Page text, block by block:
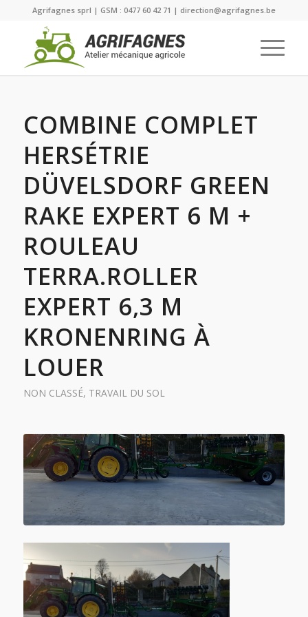
Agrifagnes sprl | GSM : 0477 60 42 71 | direction@agrifagnes.be
COMBINE COMPLET
HERSÉTRIE
DÜVELSDORF GREEN
RAKE EXPERT 6 M +
ROULEAU
TERRA.ROLLER
EXPERT 6,3 M
KRONENRING À
LOUER
NON CLASSÉ, TRAVAIL DU SOL